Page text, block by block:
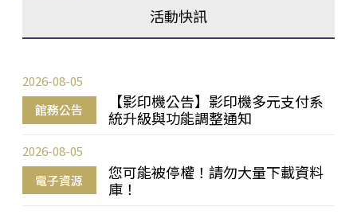
活動快訊
館務公告
【影印機公告】影印機多元支付系
統升級與功能調整通知
2026-08-05
電子資源
您可能被停權！請勿大量下載資料
庫！
2026-08-05